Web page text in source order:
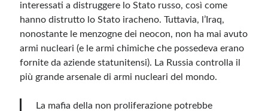
interessati a distruggere lo Stato russo, così come
hanno distrutto lo Stato iracheno. Tuttavia, l’Iraq,
nonostante le menzogne dei neocon, non ha mai avuto
armi nucleari (e le armi chimiche che possedeva erano
fornite da aziende statunitensi). La Russia controlla il
più grande arsenale di armi nucleari del mondo.
La mafia della non proliferazione potrebbe